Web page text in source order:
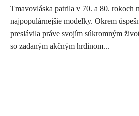
Tmavovláska patrila v 70. a 80. rokoch
najpopulárnejšie modelky. Okrem
preslávila práve svojím súkromným
so zadaným akčným hrdinom...